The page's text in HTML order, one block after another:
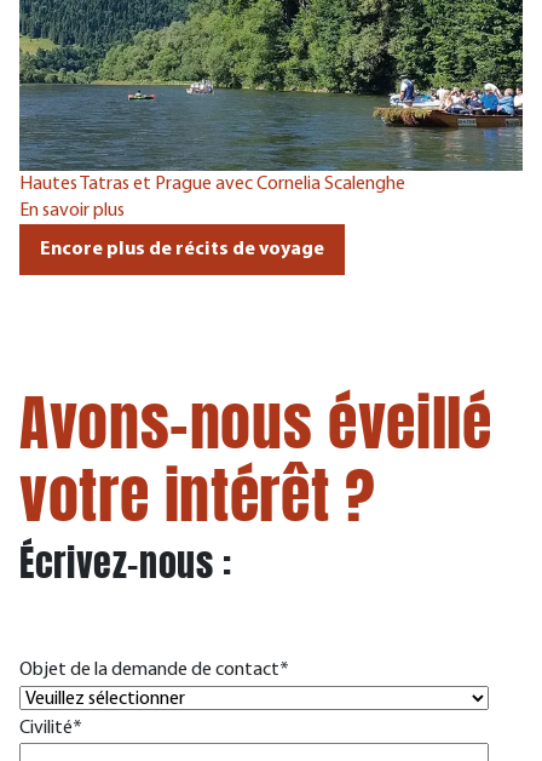
Hautes Tatras et Prague avec Cornelia Scalenghe
En savoir plus
Encore plus de récits de voyage
Avons-nous éveillé
votre intérêt ?
Écrivez-nous :
Objet de la demande de contact*
Civilité*